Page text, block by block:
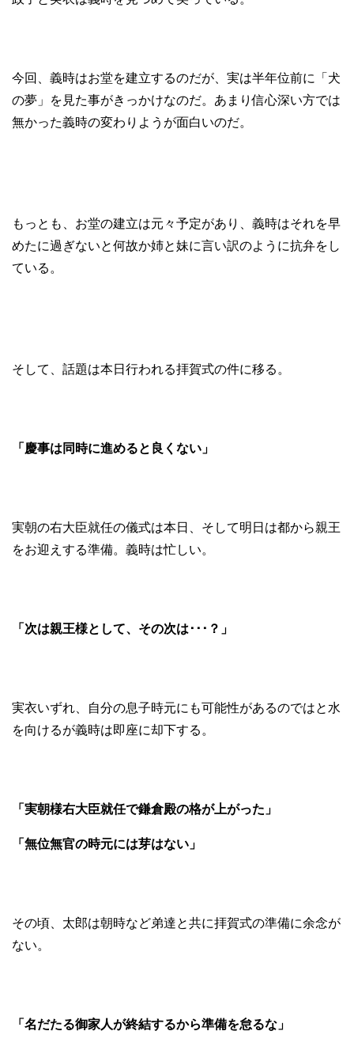
今回、義時はお堂を建立するのだが、実は半年位前に「犬
の夢」を見た事がきっかけなのだ。あまり信心深い方では
無かった義時の変わりようが面白いのだ。
もっとも、お堂の建立は元々予定があり、義時はそれを早
めたに過ぎないと何故か姉と妹に言い訳のように抗弁をし
ている。
そして、話題は本日行われる拝賀式の件に移る。
「慶事は同時に進めると良くない」
実朝の右大臣就任の儀式は本日、そして明日は都から親王
をお迎えする準備。義時は忙しい。
「次は親王様として、その次は･･･？」
実衣いずれ、自分の息子時元にも可能性があるのではと水
を向けるが義時は即座に却下する。
「実朝様右大臣就任で鎌倉殿の格が上がった」
「無位無官の時元には芽はない」
その頃、太郎は朝時など弟達と共に拝賀式の準備に余念が
ない。
「名だたる御家人が終結するから準備を怠るな」